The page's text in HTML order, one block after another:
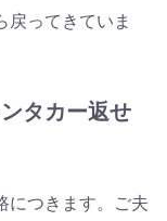
戻ってきていま
タカー返せ
につきます。ご夫